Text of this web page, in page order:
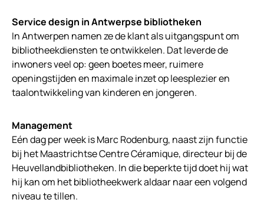
Service design in Antwerpse bibliotheken
In Antwerpen namen ze de klant als uitgangspunt om
bibliotheekdiensten te ontwikkelen. Dat leverde de
inwoners veel op: geen boetes meer, ruimere
openingstijden en maximale inzet op leesplezier en
taalontwikkeling van kinderen en jongeren.
Management
Eén dag per week is Marc Rodenburg, naast zijn functie
bij het Maastrichtse Centre Céramique, directeur bij de
Heuvellandbibliotheken. In die beperkte tijd doet hij wat
hij kan om het bibliotheekwerk aldaar naar een volgend
niveau te tillen.